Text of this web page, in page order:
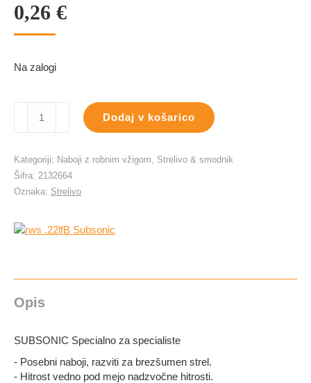
0,26 €
Na zalogi
Dodaj v košarico
Kategoriji: Naboji z robnim vžigom, Strelivo & smodnik
Šifra: 2132664
Oznaka: Strelivo
Opis
SUBSONIC Specialno za specialiste
- Posebni naboji, razviti za brezšumen strel.
- Hitrost vedno pod mejo nadzvočne hitrosti.